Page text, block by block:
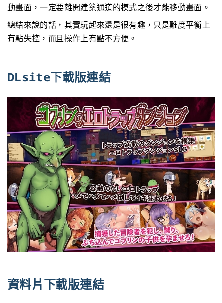
動畫面，一定要離開建築通道的模式之後才能移動畫面。
總結來說的話，其實玩起來還是很有趣，只是難度平衡上
有點失控，而且操作上有點不方便。
DLsite下載版連結
資料片下載版連結